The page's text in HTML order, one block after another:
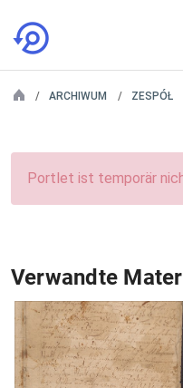
ARCHIWUM ZESPÓŁ
Portlet ist temporär
Verwandte